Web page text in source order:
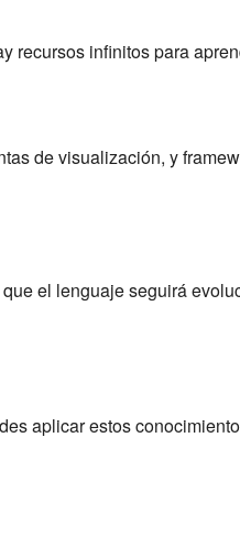
infinitos para
de visualización, y
el lenguaje seguirá
aplicar estos